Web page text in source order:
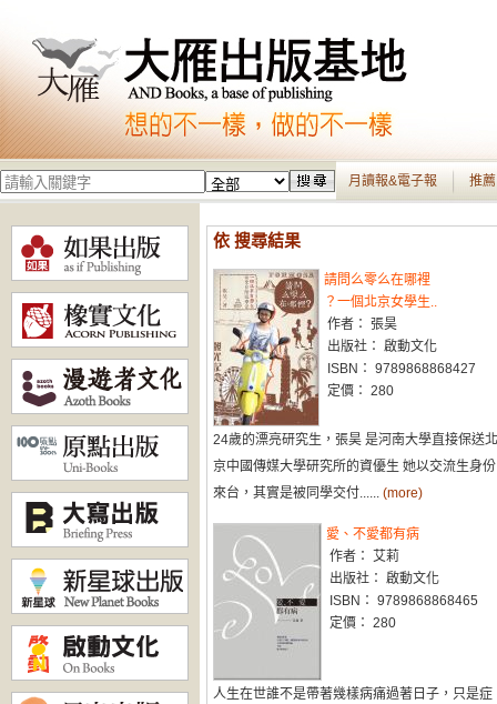
月讀報&電子報 推
依 搜尋結果
請問么零么在哪裡
？一個北京女學生..
作者： 張昊
出版社： 啟動文化
ISBN： 9789868868427
定價： 280
24歲的漂亮研究生，張昊 是河南大學直接保送北
京中國傳媒大學研究所的資優生 她以交流生身份
來台，其實是被同學交付...... (more)
愛、不愛都有病
作者： 艾莉
出版社： 啟動文化
ISBN： 9789868868465
定價： 280
人生在世誰不是帶著幾樣病痛過著日子，只是症